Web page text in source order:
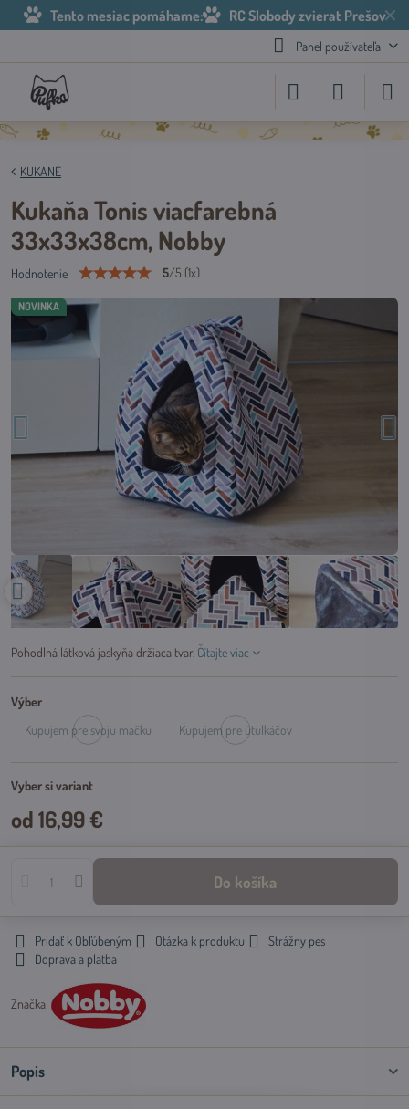
✕
Tento mesiac pomáhame: RC Slobody zvierat Prešov
Panel používateľa
NOVINKA
KUKANE
Kukaňa Tonis viacfarebná
33x33x38cm, Nobby
Hodnotenie 5/5 (1x)
Pohodlná látková jaskyňa držiaca tvar. Čítajte viac
Výber
Kupujem pre svoju mačku
Kupujem pre útulkáčov
Vyber si variant
od 16,99 €
Do košíka
Pridať k Obľúbeným Otázka k produktu
Strážny pes
Doprava a platba
Značka:
Popis